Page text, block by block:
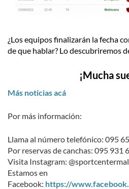
¿Los equipos finalizarán la fecha
de que hablar? Lo descubriremos
¡Mucha
Más noticias acá
Por más información:
Llama al número telefónico: 095
Por reservas de canchas: 095 931
Visita Instagram:
Estamos en
Facebook: https://